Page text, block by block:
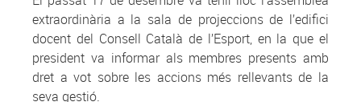
extraordinària a la sala de projeccions de l’edifici
docent del Consell Català de l’Esport, en la que el
president va informar als membres presents amb
dret a vot sobre les accions més rellevants de la
seva gestió.